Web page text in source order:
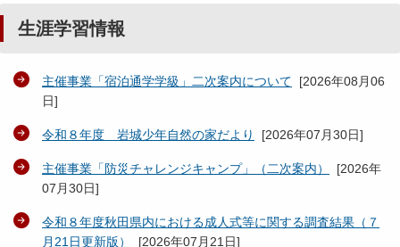
生涯学習情報
主催事業「宿泊通学学級」二次案内について [2026年08月06
日]
令和８年度 岩城少年自然の家だより [2026年07月30日]
主催事業「防災チャレンジキャンプ」（二次案内） [2026年
07月30日]
令和８年度秋田県内における成人式等に関する調査結果（７
月21日更新版）
[2026年07月21日]